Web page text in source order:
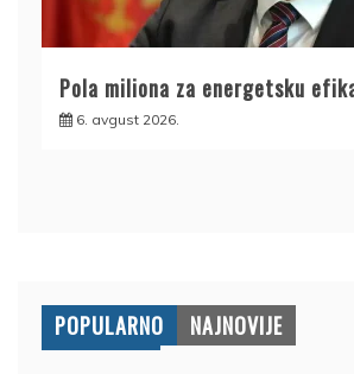
Pola miliona za energetsku
6. avgust 2026.
POPULARNO NAJNOVIJE